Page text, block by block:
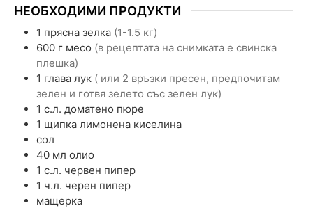
НЕОБХОДИМИ ПРОДУКТИ
1 прясна зелка (1-1.5 кг)
600 г месо (в рецептата на снимката е свинска
плешка)
1 глава лук ( или 2 връзки пресен, предпочитам
зелен и готвя зелето със зелен лук)
1 с.л. доматено пюре
1 щипка лимонена киселина
сол
40 мл олио
1 с.л. червен пипер
1 ч.л. черен пипер
мащерка